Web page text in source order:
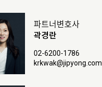
파트너변호사
곽경란
02-6200-1786
krkwak@jipyong.com